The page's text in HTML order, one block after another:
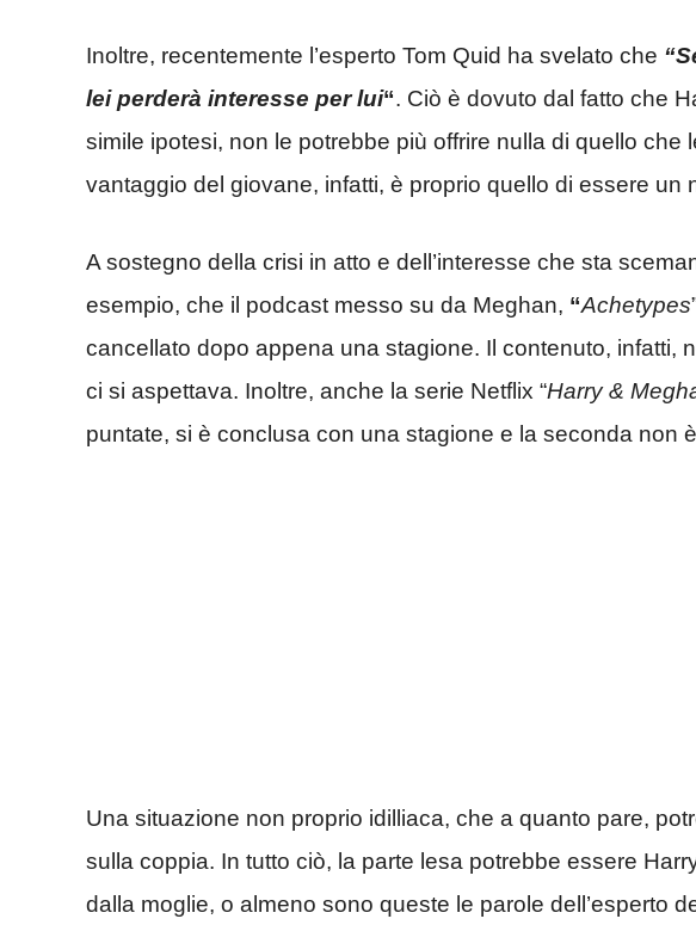
Inoltre, recentemente l’esperto Tom Quid ha svelato che
lei perderà interesse per lui“. Ciò è dovuto dal fatto che
simile ipotesi, non le potrebbe più offrire nulla di quello che
vantaggio del giovane, infatti, è proprio quello di essere un
A sostegno della crisi in atto e dell’interesse che sta
esempio, che il podcast messo su da Meghan, “Achetypes
cancellato dopo appena una stagione. Il contenuto, infatti,
ci si aspettava. Inoltre, anche la serie Netflix “Harry &
puntate, si è conclusa con una stagione e la seconda non
Una situazione non proprio idilliaca, che a quanto pare,
sulla coppia. In tutto ciò, la parte lesa potrebbe essere
dalla moglie, o almeno sono queste le parole dell’esperto